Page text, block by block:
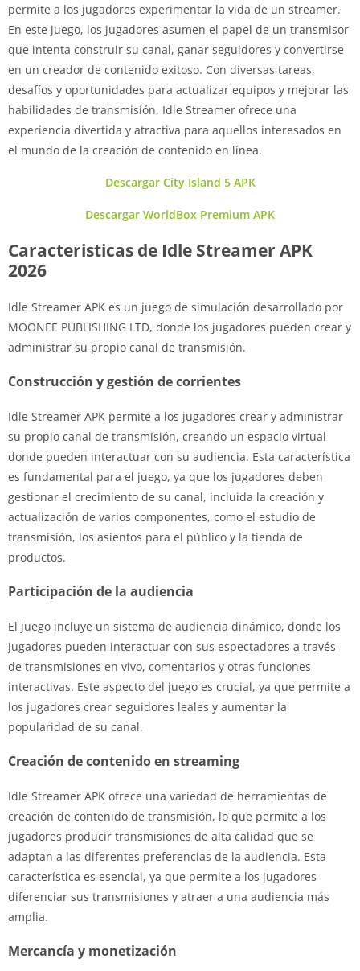
permite a los jugadores experimentar la vida de un streamer.
En este juego, los jugadores asumen el papel de un transmisor
que intenta construir su canal, ganar seguidores y convertirse
en un creador de contenido exitoso. Con diversas tareas,
desafíos y oportunidades para actualizar equipos y mejorar las
habilidades de transmisión, Idle Streamer ofrece una
experiencia divertida y atractiva para aquellos interesados ​​en
el mundo de la creación de contenido en línea.
Descargar City Island 5 APK
Descargar WorldBox Premium APK
Caracteristicas de Idle Streamer APK
2026
Idle Streamer APK es un juego de simulación desarrollado por
MOONEE PUBLISHING LTD, donde los jugadores pueden crear y
administrar su propio canal de transmisión.
Construcción y gestión de corrientes
Idle Streamer APK permite a los jugadores crear y administrar
su propio canal de transmisión, creando un espacio virtual
donde pueden interactuar con su audiencia. Esta característica
es fundamental para el juego, ya que los jugadores deben
gestionar el crecimiento de su canal, incluida la creación y
actualización de varios componentes, como el estudio de
transmisión, los asientos para el público y la tienda de
productos.
Participación de la audiencia
El juego incluye un sistema de audiencia dinámico, donde los
jugadores pueden interactuar con sus espectadores a través
de transmisiones en vivo, comentarios y otras funciones
interactivas. Este aspecto del juego es crucial, ya que permite a
los jugadores crear seguidores leales y aumentar la
popularidad de su canal.
Creación de contenido en streaming
Idle Streamer APK ofrece una variedad de herramientas de
creación de contenido de transmisión, lo que permite a los
jugadores producir transmisiones de alta calidad que se
adaptan a las diferentes preferencias de la audiencia. Esta
característica es esencial, ya que permite a los jugadores
diferenciar sus transmisiones y atraer a una audiencia más
amplia.
Mercancía y monetización